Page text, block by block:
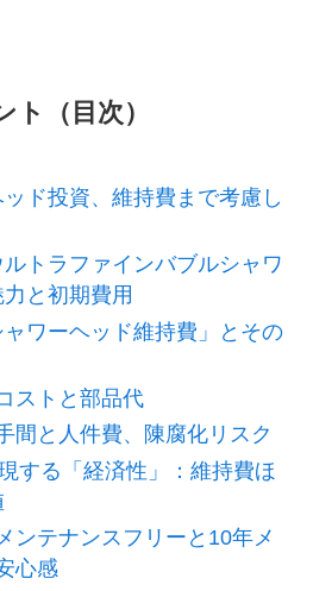
ト（目次）
ド投資、維持費まで考慮し
トラファインバブルシャワ
と初期費用
ワーヘッド維持費」とその
ストと部品代
間と人件費、陳腐化リスク
する「経済性」：維持費ほ
ンテナンスフリーと10年メ
心感